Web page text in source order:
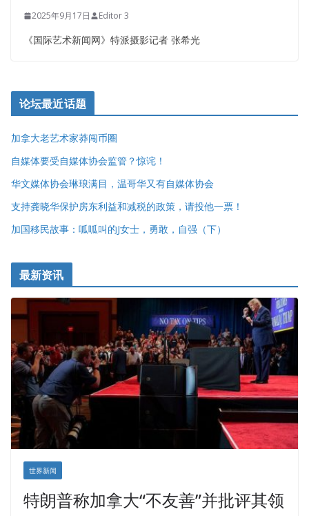
2025年9月17日 Editor 3
《国际艺术新闻网》特派摄影记者 张希光
论坛最近话题
加拿大老艺术家莽闯币圈
自媒体要受自媒体协会监管？惊诧！
华文媒体协会琳琅满目，温哥华又有自媒体协会
支持龚晓华保护房东利益和减税的政策，请投他一票！
加国移民故事：呱呱叫的J女士，勇敢，自强（下）
最新资讯
世界新闻
特朗普称加拿大“不友善”并批评其领